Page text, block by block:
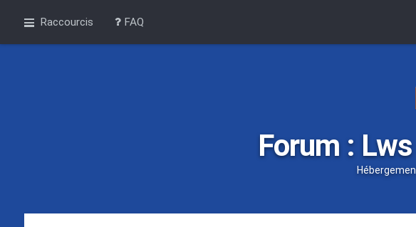
Raccourcis FAQ
Forum :